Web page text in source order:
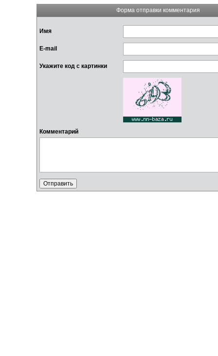
Форма отправки комментария
Имя
E-mail
Укажите код с картинки
Комментарий